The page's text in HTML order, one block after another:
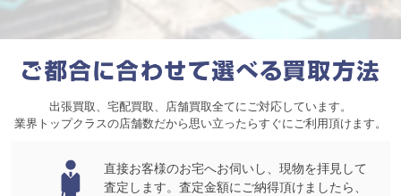
出張買取、宅配買取、店舗買取全てにご対応しています。
業界トップクラスの店舗数だから思い立ったらすぐにご利用頂けます。
直接お客様のお宅へお伺いし、現物を拝見して
査定します。査定金額にご納得頂けましたら、